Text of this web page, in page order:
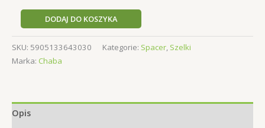
ilość
Chaba
Szelki
Comfort
fuksja
DODAJ DO KOSZYKA
SKU: 5905133643030 Kategorie: Spacer, Szelki
Marka: Chaba
Opis